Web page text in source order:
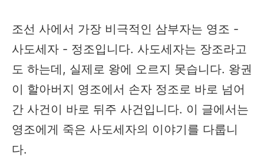
조선 사에서 가장 비극적인 삼부자는 영조 -
사도세자 - 정조입니다. 사도세자는 장조라고
도 하는데, 실제로 왕에 오르지 못습니다. 왕권
이 할아버지 영조에서 손자 정조로 바로 넘어
간 사건이 바로 뒤주 사건입니다. 이 글에서는
영조에게 죽은 사도세자의 이야기를 다룹니
다. ​